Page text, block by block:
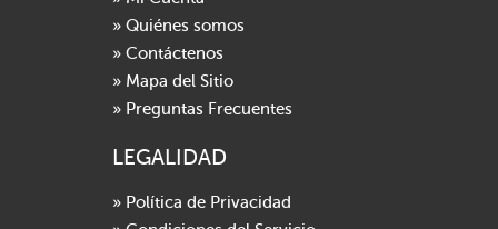
» Quiénes somos
» Contáctenos
» Mapa del Sitio
» Preguntas Frecuentes
LEGALIDAD
» Política de Privacidad